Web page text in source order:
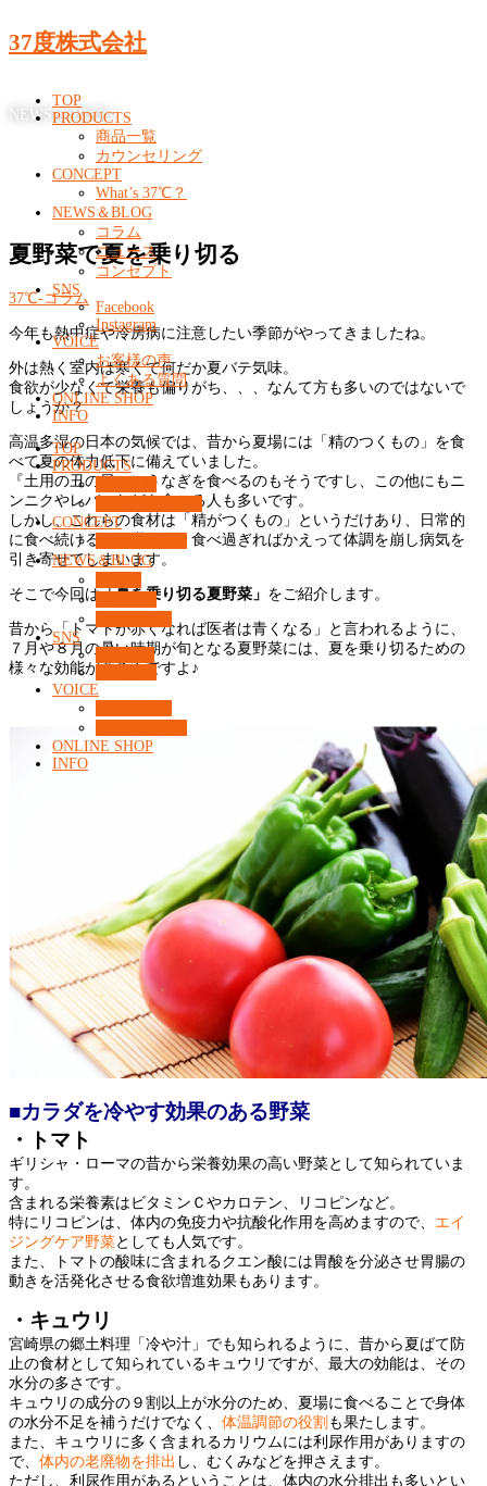
37度株式会社
TOP
PRODUCTS
商品一覧
カウンセリング
CONCEPT
What’s 37℃？
NEWS＆BLOG
コラム
ニュース
コンセプト
SNS
Facebook
Instagram
VOICE
お客様の声
よくある質問
ONLINE SHOP
INFO
TOP
PRODUCTS
CONCEPT
NEWS＆BLOG
SNS
VOICE
ONLINE SHOP
INFO
NEWS & BLOG
夏野菜で夏を乗り切る
37℃-コラム
今年も熱中症や冷房病に注意したい季節がやってきましたね。
外は熱く室内は寒くて何だか夏バテ気味。
食欲が少なくて栄養も偏りがち、、、なんて方も多いのではないで
しょうか？
高温多湿の日本の気候では、昔から夏場には「精のつくもの」を食
べて夏の体力低下に備えていました。
『土用の丑の日』にうなぎを食べるのもそうですし、この他にもニ
ンニクやレバーなどを食べる人も多いです。
しかし、これらの食材は「精がつくもの」というだけあり、日常的
に食べ続けるのは厳しく、食べ過ぎればかえって体調を崩し病気を
引き寄せてしまいます。
そこで今回は「夏を乗り切る夏野菜」 をご紹介します。
昔から「トマトが赤くなれば医者は青くなる」と言われるように、
７月や８月の暑い時期が旬となる夏野菜には、夏を乗り切るための
様々な効能があるんですよ♪
■カラダを冷やす効果のある野菜
・トマト
ギリシャ・ローマの昔から栄養効果の高い野菜として知られていま
す。
含まれる栄養素はビタミンＣやカロテン、リコピンなど。
特にリコピンは、体内の免疫力や抗酸化作用を高めますので、 エイ
ジングケア野菜としても人気です。
また、トマトの酸味に含まれるクエン酸には胃酸を分泌させ胃腸の
動きを活発化させる食欲増進効果もあります。
・キュウリ
宮崎県の郷土料理「冷や汁」でも知られるように、昔から夏ばて防
止の食材として知られているキュウリですが、最大の効能は、その
水分の多さです。
キュウリの成分の９割以上が水分のため、夏場に食べることで身体
の水分不足を補うだけでなく、 体温調節の役割 も果たします。
また、キュウリに多く含まれるカリウムには利尿作用がありますの
で、 体内の老廃物を排出 し、むくみなどを押さえます。
ただし、利尿作用があるということは、体内の水分排出も多いとい